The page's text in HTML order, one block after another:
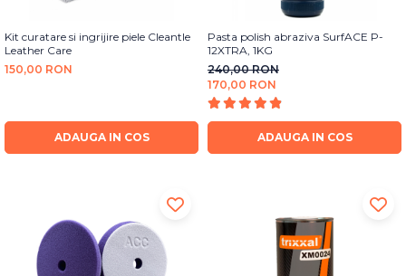
Kit curatare si ingrijire piele Cleantle
Leather Care
150,00 RON
ADAUGA IN COS
Pasta polish abraziva SurfACE P-
12XTRA, 1KG
240,00 RON
170,00 RON
ADAUGA IN COS